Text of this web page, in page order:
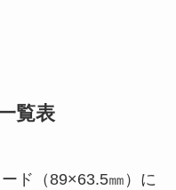
覧表
ド（89×63.5㎜）に